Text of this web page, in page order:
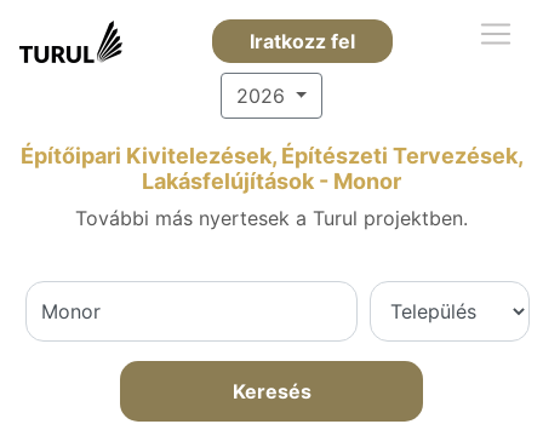
Iratkozz fel
2026
Építőipari Kivitelezések, Építészeti Tervezések,
Lakásfelújítások - Monor
További más nyertesek a Turul projektben.
Keresés